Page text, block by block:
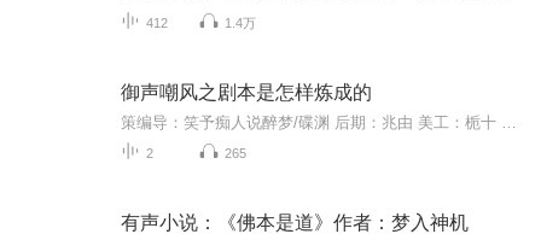
412 1.4万
御声嘲风之剧本是怎样炼成的
2 265
有声小说：《佛本是道》作者：梦入神机